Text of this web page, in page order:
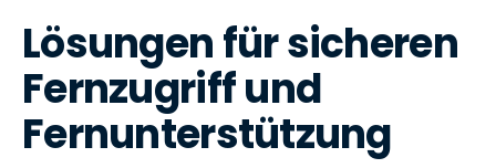
Lösungen für sicheren
Fernzugriff und
Fernunterstützung